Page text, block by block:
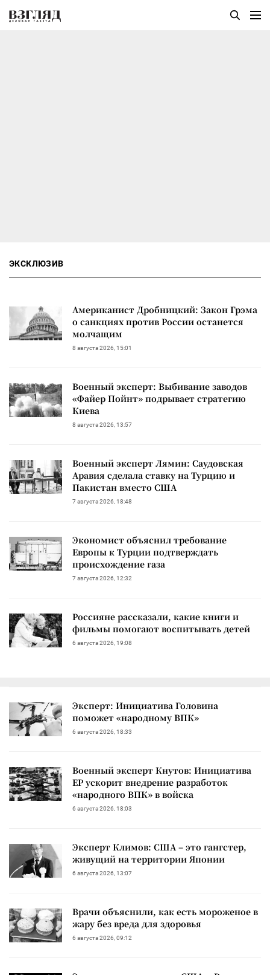
ЭКСКЛЮЗИВ
Американист Дробницкий: Закон Грэма
о санкциях против России останется
молчащим
8 августа 2026, 15:01
Военный эксперт: Выбивание заводов
«Файер Пойнт» подрывает стратегию
Киева
8 августа 2026, 13:57
Военный эксперт Лямин: Саудовская
Аравия сделала ставку на Турцию и
Пакистан вместо США
7 августа 2026, 18:48
Экономист объяснил требование
Европы к Турции подтверждать
происхождение газа
7 августа 2026, 12:32
Россияне рассказали, какие книги и
фильмы помогают воспитывать детей
6 августа 2026, 19:08
Эксперт: Инициатива Головина
поможет «народному ВПК»
6 августа 2026, 18:33
Военный эксперт Кнутов: Инициатива
ЕР ускорит внедрение разработок
«народного ВПК» в войска
6 августа 2026, 18:03
Эксперт Климов: США – это гангстер,
живущий на территории Японии
6 августа 2026, 13:07
Врачи объяснили, как есть мороженое в
жару без вреда для здоровья
6 августа 2026, 09:12